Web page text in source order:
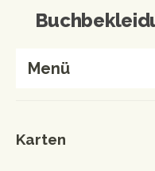
Menü
Buchbinderei
Karten